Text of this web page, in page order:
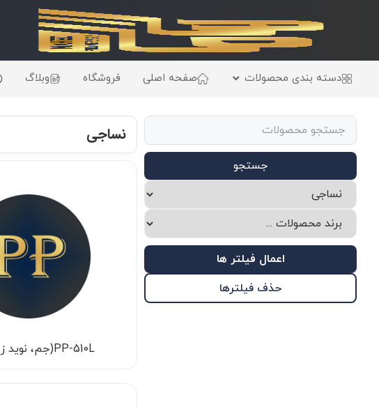
دسته بندی محصولات صفحه اصلی فروشگاه وبلاگ
جستجو
اعمال فیلتر ها
حذف فیلترها
نساجی
PP-510L(جم، نوید زرشیمی)